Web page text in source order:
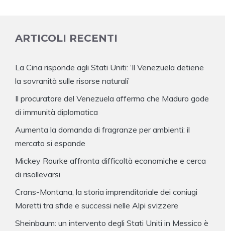
ARTICOLI RECENTI
La Cina risponde agli Stati Uniti: ‘Il Venezuela detiene
la sovranità sulle risorse naturali’
Il procuratore del Venezuela afferma che Maduro gode
di immunità diplomatica
Aumenta la domanda di fragranze per ambienti: il
mercato si espande
Mickey Rourke affronta difficoltà economiche e cerca
di risollevarsi
Crans-Montana, la storia imprenditoriale dei coniugi
Moretti tra sfide e successi nelle Alpi svizzere
Sheinbaum: un intervento degli Stati Uniti in Messico è